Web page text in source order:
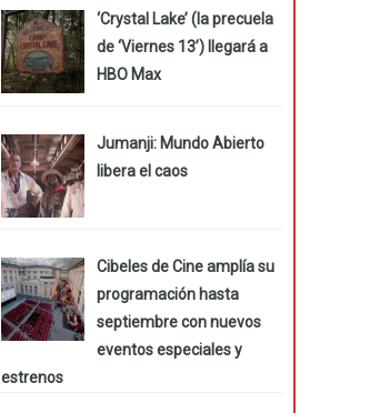
‘Crystal Lake’ (la precuela
de ‘Viernes 13’) llegará a
HBO Max
Jumanji: Mundo Abierto
libera el caos
Cibeles de Cine amplía su
programación hasta
septiembre con nuevos
eventos especiales y
estrenos